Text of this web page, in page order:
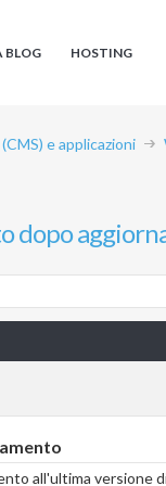
BLOG HOSTING
e applicazioni
dopo
all'ultima versione